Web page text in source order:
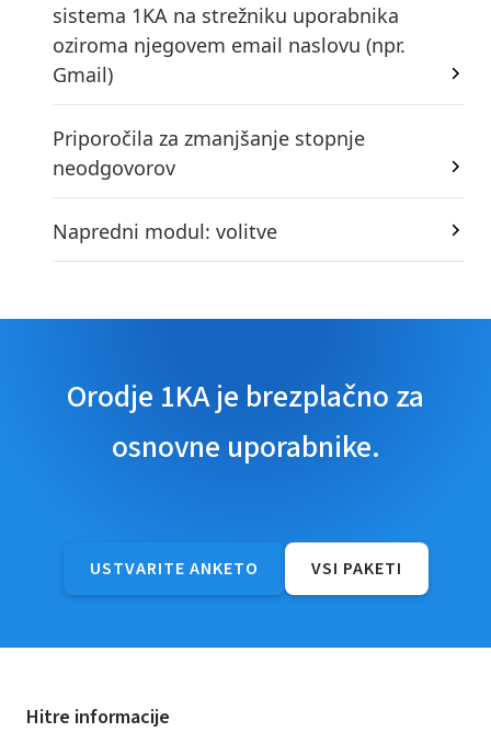
sistema 1KA na strežniku uporabnika
oziroma njegovem email naslovu (npr.
Gmail)
Priporočila za zmanjšanje stopnje
neodgovorov
Napredni modul: volitve
Orodje 1KA je brezplačno za
osnovne uporabnike.
USTVARITE ANKETO VSI PAKETI
Hitre informacije